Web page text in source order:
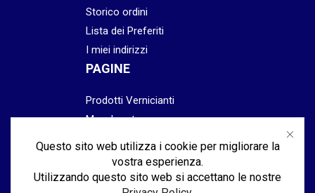
Storico ordini
Lista dei Preferiti
I miei indirizzi
PAGINE
Prodotti Vernicianti
Mascheratura
Abrasivi
Lucidatura & Finitura
Questo sito web utilizza i cookie per migliorare la
vostra esperienza.
Utilizzando questo sito web si accettano le nostre